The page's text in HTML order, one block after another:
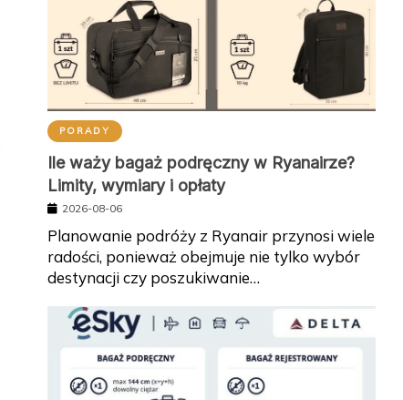
PORADY
Ile waży bagaż podręczny w Ryanairze?
Limity, wymiary i opłaty
2026-08-06
Planowanie podróży z Ryanair przynosi wiele
radości, ponieważ obejmuje nie tylko wybór
destynacji czy poszukiwanie…